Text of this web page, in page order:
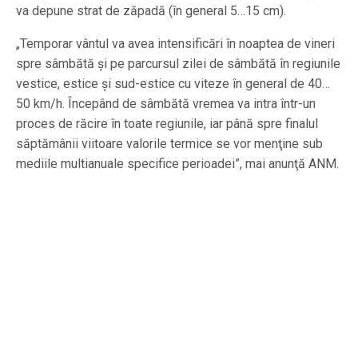
va depune strat de zăpadă (în general 5…15 cm).
„Temporar vântul va avea intensificări în noaptea de vineri
spre sâmbătă şi pe parcursul zilei de sâmbătă în regiunile
vestice, estice şi sud-estice cu viteze în general de 40…
50 km/h. Începând de sâmbătă vremea va intra într-un
proces de răcire în toate regiunile, iar până spre finalul
săptămânii viitoare valorile termice se vor menţine sub
mediile multianuale specifice perioadei”, mai anunţă ANM.